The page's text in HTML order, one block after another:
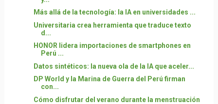
Más allá de la tecnología: la IA en universidades ...
Universitaria crea herramienta que traduce texto
d...
HONOR lidera importaciones de smartphones en
Perú ...
Datos sintéticos: la nueva ola de la IA que aceler...
DP World y la Marina de Guerra del Perú firman
con...
Cómo disfrutar del verano durante la menstruación